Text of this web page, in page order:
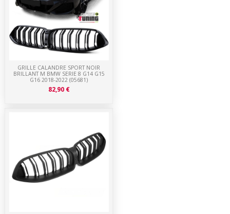
GRILLE CALANDRE SPORT NOIR
BRILLANT M BMW SERIE 8 G14 G15
G16 2018-2022 (05681)
82,90 €